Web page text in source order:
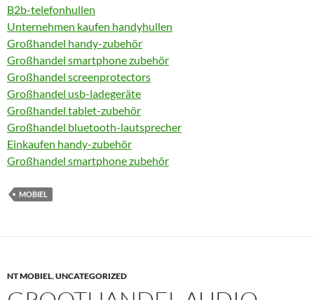
B2b-telefonhullen
Unternehmen kaufen handyhullen
Großhandel handy-zubehör
Großhandel smartphone zubehör
Großhandel screenprotectors
Großhandel usb-ladegeräte
Großhandel tablet-zubehör
Großhandel bluetooth-lautsprecher
Einkaufen handy-zubehör
Großhandel smartphone zubehör
MOBIEL
NT MOBIEL,UNCATEGORIZED